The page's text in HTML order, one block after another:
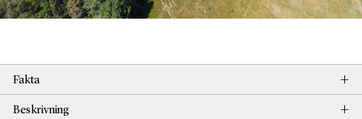
Fakta +
Beskrivning +